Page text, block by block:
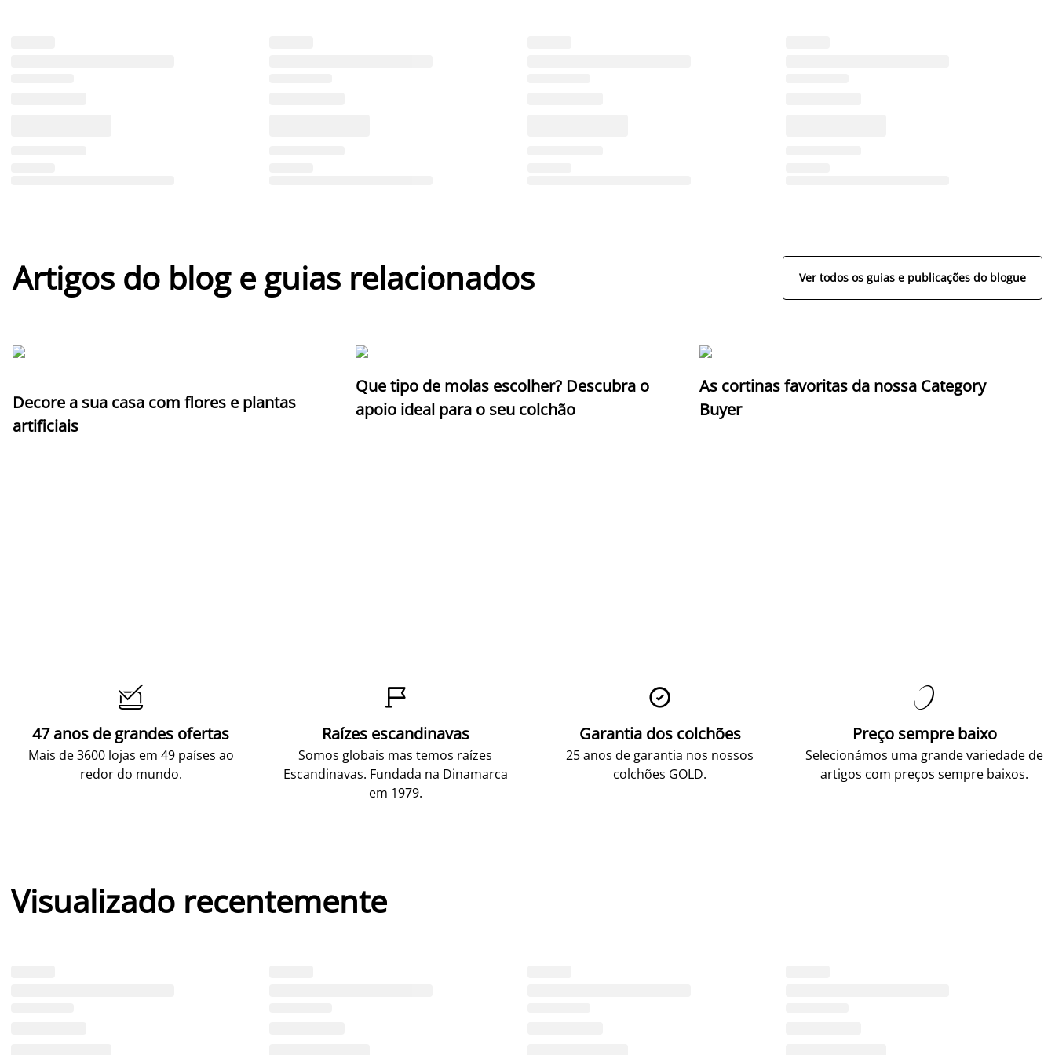
Artigos do blog e guias relacionados Ver todos os guias e publicações do blogue
Decore a sua casa com flores e plantas
artificiais
Que tipo de molas escolher? Descubra o
apoio ideal para o seu colchão
As cortinas favoritas da nossa Category
Buyer

47 anos de grandes ofertas
Mais de 3600 lojas em 49 países ao
redor do mundo.

Raízes escandinavas
Somos globais mas temos raízes
Escandinavas. Fundada na Dinamarca
em 1979.

Garantia dos colchões
25 anos de garantia nos nossos
colchões GOLD.

Preço sempre baixo
Selecionámos uma grande variedade de
artigos com preços sempre baixos.
Visualizado recentemente